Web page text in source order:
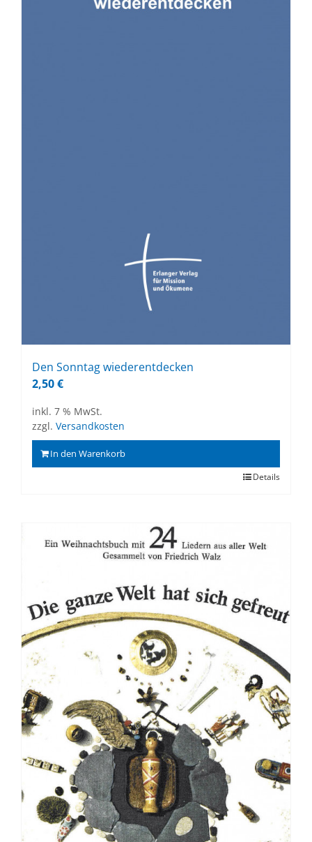
Den Sonn­tag wie­der­ent­de­cken
2,50€
inkl. 7 % MwSt.
zzgl. Versandkosten
In den Warenkorb
Details